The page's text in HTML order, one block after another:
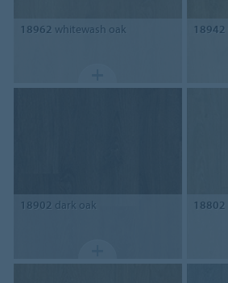
18962 whitewash oak 18942
18902 dark oak 18802